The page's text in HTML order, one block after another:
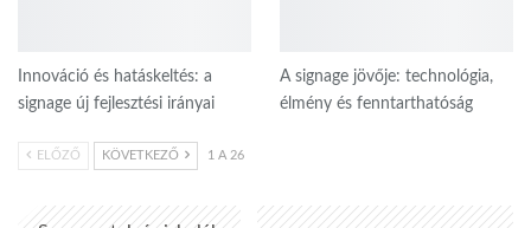
Innováció és hatáskeltés: a
signage új fejlesztési irányai
A signage jövője: technológia,
élmény és fenntarthatóság
ELŐZŐ KÖVETKEZŐ 1 A 26